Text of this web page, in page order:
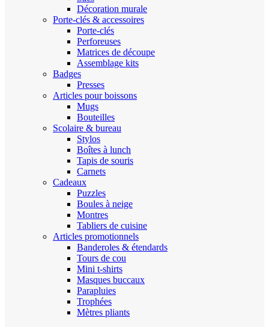
Décoration murale
Porte-clés & accessoires
Porte-clés
Perforeuses
Matrices de découpe
Assemblage kits
Badges
Presses
Articles pour boissons
Mugs
Bouteilles
Scolaire & bureau
Stylos
Boîtes à lunch
Tapis de souris
Carnets
Cadeaux
Puzzles
Boules à neige
Montres
Tabliers de cuisine
Articles promotionnels
Banderoles & étendards
Tours de cou
Mini t-shirts
Masques buccaux
Parapluies
Trophées
Mètres pliants